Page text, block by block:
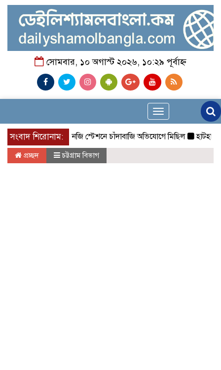
সোমবার, ১০ অগাস্ট ২০২৬, ১০:২৯ পূর্বাহ্ন
Toggle
navigation
সংবাদ শিরোনাম:
চট্টগ্রামে সিএনজি স্টেশনে চাঁদাবাজি অভিযোগে মিছিল হাটহাজারী
প্রচ্ছদ চট্টগ্রাম বিভাগ